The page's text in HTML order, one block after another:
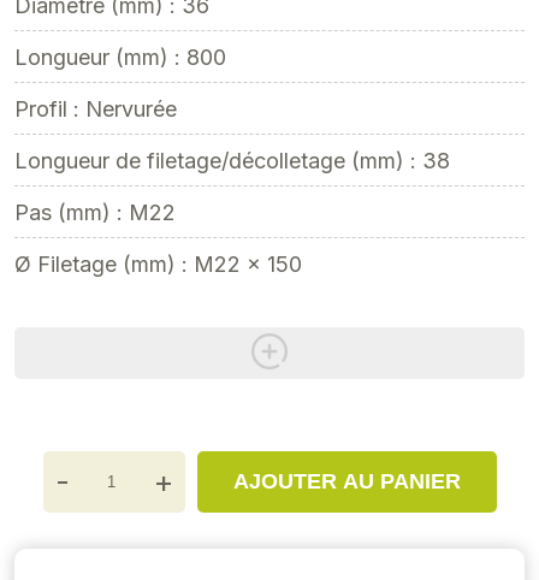
Diamètre (mm) : 36
Longueur (mm) : 800
Profil : Nervurée
Longueur de filetage/décolletage (mm) : 38
Pas (mm) : M22
Ø Filetage (mm) : M22 x 150
- + AJOUTER AU PANIER